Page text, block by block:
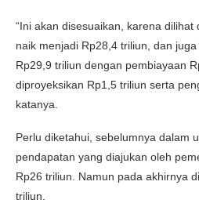
“Ini akan disesuaikan, karena
naik menjadi Rp28,4 triliun, dan
Rp29,9 triliun dengan pembiayaan
diproyeksikan Rp1,5 triliun serta
katanya.
Perlu diketahui, sebelumnya dalam
pendapatan yang diajukan oleh
Rp26 triliun. Namun pada akhirnya
triliun.